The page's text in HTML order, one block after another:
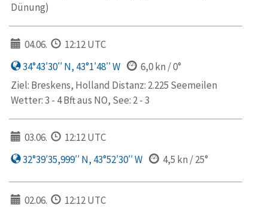
Dünung)
04.06.
12:12 UTC
34°43′30′′ N, 43°1′48′′ W
6,0 kn / 0°
Ziel: Breskens, Holland Distanz: 2.225 Seemeilen
Wetter: 3 - 4 Bft aus NO, See: 2 - 3
03.06.
12:12 UTC
32°39′35,999′′ N, 43°52′30′′ W
4,5 kn / 25°
02.06.
12:12 UTC